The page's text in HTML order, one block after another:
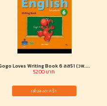
Loves Writing Book 6 ลส51 (วพ....
52.00 บาท
เพิ่มลงตะกร้า